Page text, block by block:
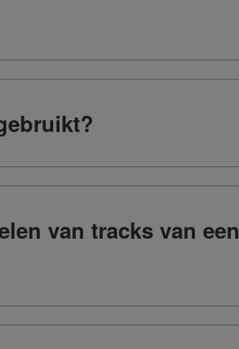
van tracks van een